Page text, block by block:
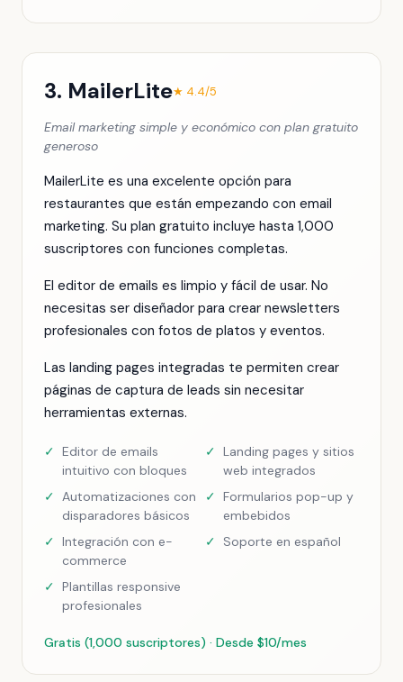
3. MailerLite★ 4.4/5
Email marketing simple y económico con plan gratuito
generoso
MailerLite es una excelente opción para
restaurantes que están empezando con email
marketing. Su plan gratuito incluye hasta 1,000
suscriptores con funciones completas.
El editor de emails es limpio y fácil de usar. No
necesitas ser diseñador para crear newsletters
profesionales con fotos de platos y eventos.
Las landing pages integradas te permiten crear
páginas de captura de leads sin necesitar
herramientas externas.
✓ Editor de emails
intuitivo con bloques
✓ Landing pages y sitios
web integrados
✓ Automatizaciones con
disparadores básicos
✓ Formularios pop-up y
embebidos
✓ Integración con e-
commerce
✓ Soporte en español
✓ Plantillas responsive
profesionales
Gratis (1,000 suscriptores) · Desde $10/mes